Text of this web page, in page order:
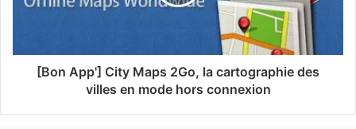
[Bon App'] City Maps 2Go, la cartographie des
villes en mode hors connexion